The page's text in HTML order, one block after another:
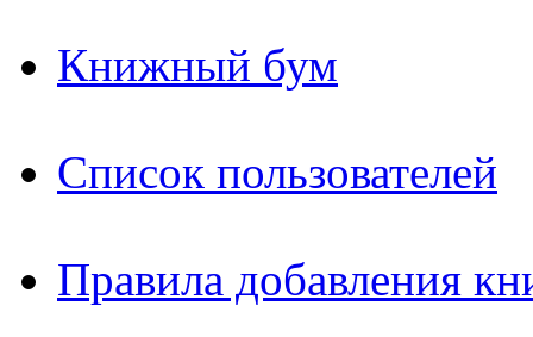
Книжный бум
Список пользователей
Правила добавления